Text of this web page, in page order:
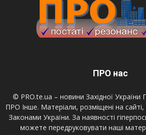
ПРО нас
© PRO.te.ua – новини Західної
ПРО Інше. Матеріали, розміщені на
Законами України. За наявності
можете передруковувати наші